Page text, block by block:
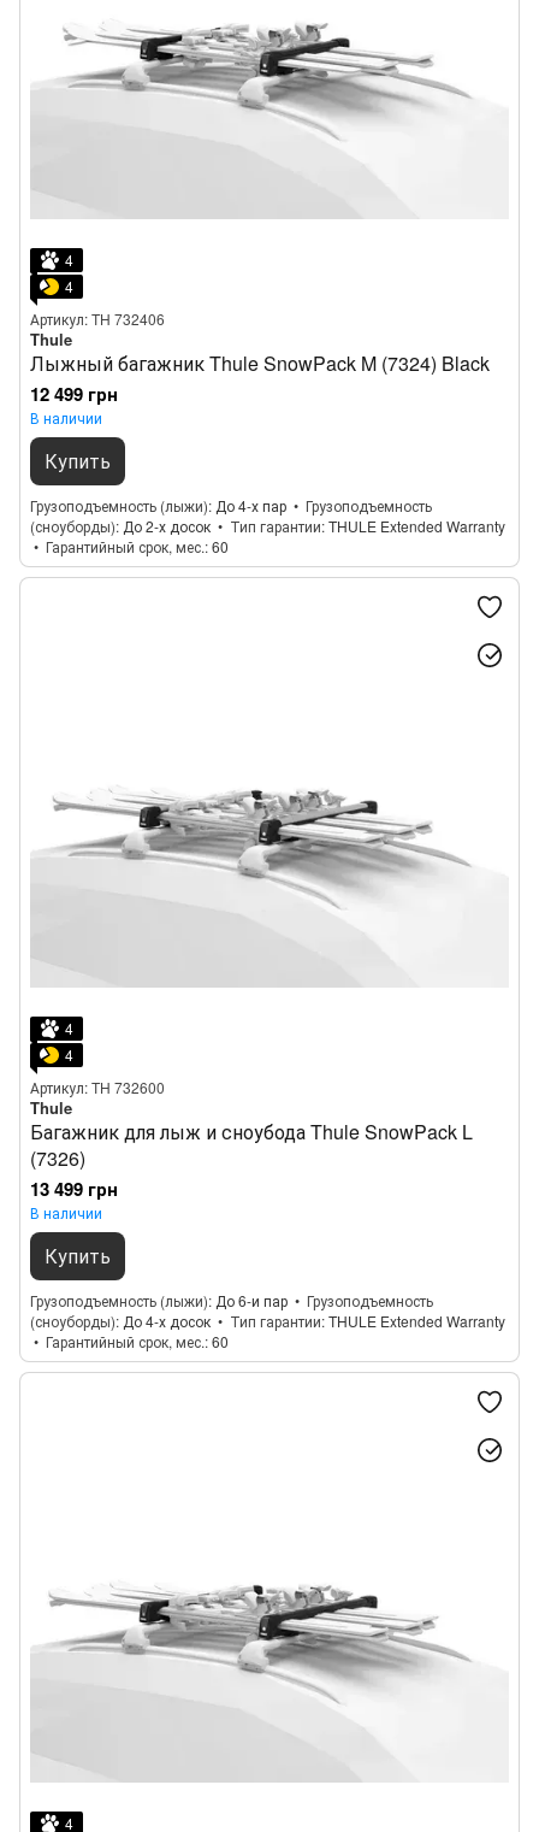
4
4
Артикул: TH 732406
Thule
Лыжный багажник Thule SnowPack M (7324) Black
12 499 грн
В наличии
Купить
Грузоподъемность (лыжи) До 4-х пар
Грузоподъемность
(сноуборды) До 2-х досок Тип гарантии THULE Extended Warranty
Гарантийный срок, мес. 60
4
4
Артикул: TH 732600
Thule
Багажник для лыж и сноубода Thule SnowPack L
(7326)
13 499 грн
В наличии
Купить
Грузоподъемность (лыжи) До 6-и пар
Грузоподъемность
(сноуборды) До 4-х досок Тип гарантии THULE Extended Warranty
Гарантийный срок, мес. 60
4